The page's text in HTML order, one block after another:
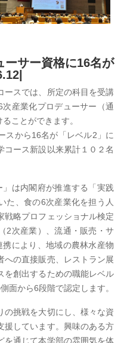
ーサー資格に16名が
ースでは、所定の科目を受講
産業化プロデューサー（通
ことができます。
スから16名が「レベル2」に
コース新設以来累計１０２名
」は内閣府が推進する「実践
た、食の6次産業化を担う人
戦略プロフェッショナル検定
2次産業）、流通・販売・サ
により、地域の農林水産物
への直接販売、レストラン展
を創出するための職能レベル
面から6段階で認定します。
の挑戦を大切にし、様々な資
援しています。興味のある方
を通じて本学部の雰囲気を体